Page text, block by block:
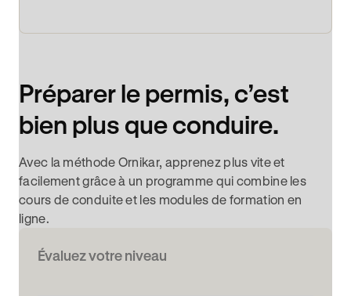
Préparer le permis, c’est
bien plus que conduire.
Avec la méthode Ornikar, apprenez plus vite et
facilement grâce à un programme qui combine les
cours de conduite et les modules de formation en
ligne.
Évaluez votre niveau